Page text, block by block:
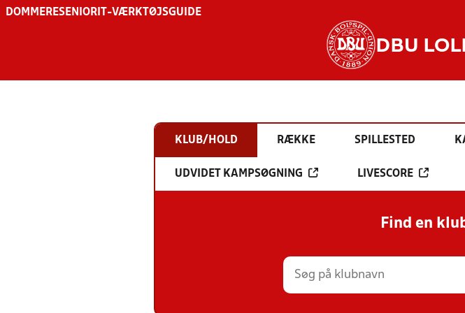
DOMMERESENIOR IT-VÆRKTØJSGUIDE
DBU
KLUB/HOLD RÆKKE SPILLESTED
UDVIDET KAMPSØGNING LIVESCORE
Find en